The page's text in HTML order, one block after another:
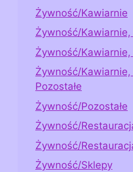
Żywność/Kawiarnie
Żywność/Kawiarnie,
Żywność/Kawiarnie,
Żywność/
Pozostałe
Żywność/Pozostałe
Żywność/
Żywność/
Żywność/Sklepy